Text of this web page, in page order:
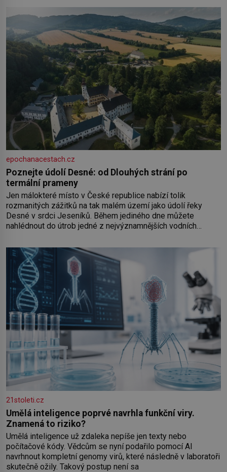
by pokoj miminka měl působit především klidně a útulně.
Předškolní věk je
epochanacestach.cz
Poznejte údolí Desné: od Dlouhých strání po
termální prameny
Jen málokteré místo v České republice nabízí tolik
rozmanitých zážitků na tak malém území jako údolí řeky
Desné v srdci Jeseníků. Během jediného dne můžete
nahlédnout do útrob jedné z nejvýznamnějších vodních
koloběžce a den zakončit poznáváním památek ve Velkých
Losinách nebo v termálním
21stoleti.cz
Umělá inteligence poprvé navrhla funkční viry.
Znamená to riziko?
Umělá inteligence už zdaleka nepíše jen texty nebo
počítačové kódy. Vědcům se nyní podařilo pomocí AI
navrhnout kompletní genomy virů, které následně v laboratoři
skutečně ožily. Takový postup není sa